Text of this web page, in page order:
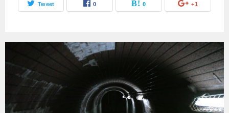
Tweet 0 0 +1